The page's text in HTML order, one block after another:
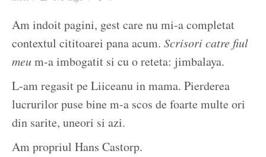
Am indoit pagini, gest care nu mi-a completat
contextul cititoarei pana acum. Scrisori catre fiul
meum-a imbogatit si cu o reteta: jimbalaya.
L-am regasit pe Liiceanu in mama. Pierderea
lucrurilor puse bine m-a scos de foarte multe ori
din sarite, uneori si azi.
Am propriul Hans Castorp.